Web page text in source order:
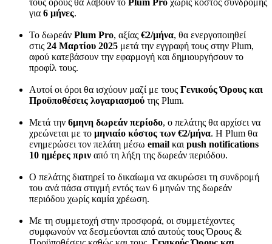
για 6 μήνες.
Το δωρεάν Plum Pro, αξίας €2/μήνα, θα ενεργοποιηθεί
στις 24 Μαρτίου 2025 μετά την εγγραφή τους στην Plum,
αφού κατεβάσουν την εφαρμογή και δημιουργήσουν το
προφίλ τους.
Αυτοί οι όροι θα ισχύουν μαζί με τους Γενικούς Όρους και
Προϋποθέσεις λογαριασμού της Plum.
Μετά την 6μηνη δωρεάν περίοδο, ο πελάτης θα αρχίσει να
χρεώνεται με το μηνιαίο κόστος των €2/μήνα. Η Plum θα
ενημερώσει τον πελάτη μέσω email και push notifications
10 ημέρες πριν από τη λήξη της δωρεάν περιόδου.
Ο πελάτης διατηρεί το δικαίωμα να ακυρώσει τη συνδρομή
του ανά πάσα στιγμή εντός των 6 μηνών της δωρεάν
περιόδου χωρίς καμία χρέωση.
Με τη συμμετοχή στην προσφορά, οι συμμετέχοντες
συμφωνούν να δεσμεύονται από αυτούς τους Όρους &